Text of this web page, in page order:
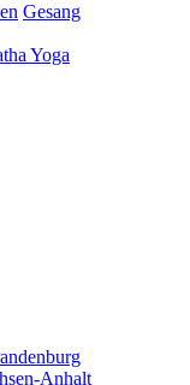
Gesang
Yoga
Anhalt